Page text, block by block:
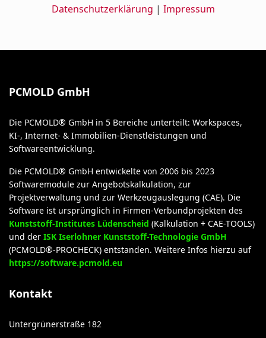
PCMOLD GmbH
Die PCMOLD® GmbH in 5 Bereiche unterteilt: Workspaces,
KI-, Internet- & Immobilien-Dienstleistungen und
Softwareentwicklung.
Die PCMOLD® GmbH entwickelte von 2006 bis 2023
Softwaremodule zur Angebotskalkulation, zur
Projektverwaltung und zur Werkzeugauslegung (CAE). Die
Software ist ursprünglich in Firmen-Verbundprojekten des
Kunststoff-Institutes Lüdenscheid (Kalkulation + CAE-TOOLS)
und der ISK Iserlohner Kunststoff-Technologie GmbH
(PCMOLD®-PROCHECK) entstanden. Weitere Infos hierzu auf
https://software.pcmold.eu
Kontakt
Untergrünerstraße 182
Datenschutzerklärung | Impressum